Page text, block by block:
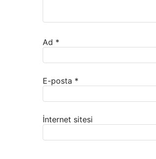
Ad *
E-posta *
İnternet sitesi